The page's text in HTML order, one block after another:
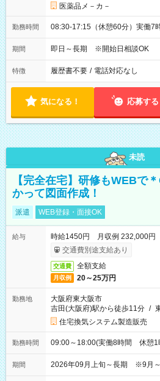
医薬品メ－カ－
勤務時間 08:30-17:15（休憩60分）実働7
期間 即日～長期 ※開始日相談OK
特徴 履歴書不要 / 電話対応なし
気になる！ 応募する
未読
【完全在宅】研修もWEBで
かって図面作成！
派遣 WEB登録・面接OK
給与
時給1450円 月収例 232,000円
交通費別途支給あり
交通費 全額支給
月収例 20～25万円
勤務地
大阪府東大阪市
吉田(大阪府)駅から徒歩11分 /
住宅換気システム製造販売
勤務時間 09:00～18:00(実働8時間 休憩1
期間 2026年09月上旬～長期 ※9月～